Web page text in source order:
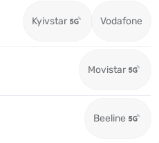
Kyivstar Vodafone
Movistar
Beeline